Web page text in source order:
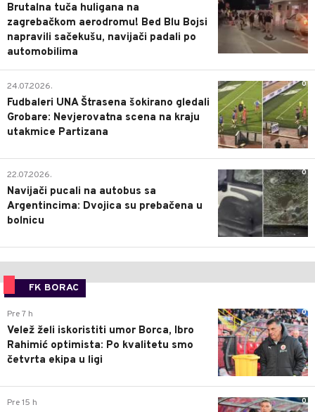
Brutalna tuča huligana na
zagrebačkom aerodromu! Bed Blu Bojsi
napravili sačekušu, navijači padali po
automobilima
0
24.07.2026.
Fudbaleri UNA Štrasena šokirano gledali
Grobare: Nevjerovatna scena na kraju
utakmice Partizana
0
22.07.2026.
Navijači pucali na autobus sa
Argentincima: Dvojica su prebačena u
bolnicu
FK BORAC
0
Pre 7 h
Velež želi iskoristiti umor Borca, Ibro
Rahimić optimista: Po kvalitetu smo
četvrta ekipa u ligi
0
Pre 15 h